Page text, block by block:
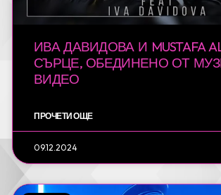
ИВА ДАВИДОВА И MUSTAFA
СЪРЦЕ, ОБЕДИНЕНО ОТ
ВИДЕО
ПРОЧЕТИ ОЩЕ
09.12.2024